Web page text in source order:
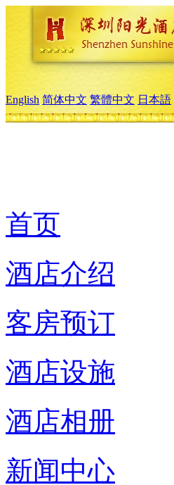
English 简体中文 繁體中文 日本語
首页
酒店介绍
客房预订
酒店设施
酒店相册
新闻中心